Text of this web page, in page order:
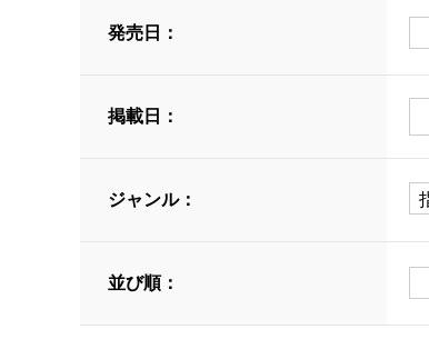
発売日：
掲載日：
ジャンル：
並び順：